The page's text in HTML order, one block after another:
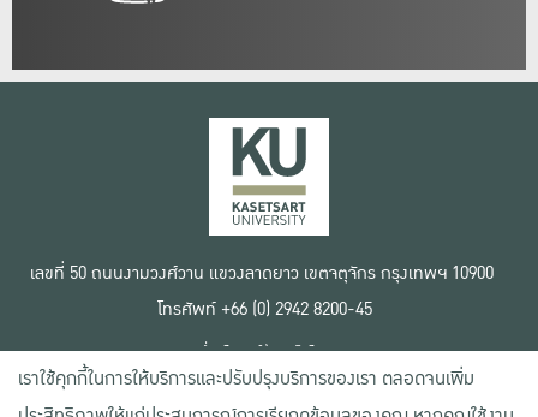
เลขที่ 50 ถนนงามวงศ์วาน แขวงลาดยาว เขตจตุจักร กรุงเทพฯ 10900
โทรศัพท์ +66 (0) 2942 8200-45
เงื่อนไขการใช้งานเว็บไซต์
ข้อตกลงด้านสิทธิ์ใช้งาน
นโยบายความเป็นส่วนตัว
เราใช้คุกกี้ในการให้บริการและปรับปรุงบริการของเรา ตลอดจนเพิ่ม